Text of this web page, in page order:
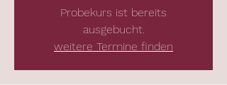
Probekurs ist bereits
ausgebucht.
weitere Termine finden